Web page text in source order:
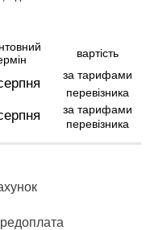
вартість
за тарифами
перевізника
за тарифами
перевізника